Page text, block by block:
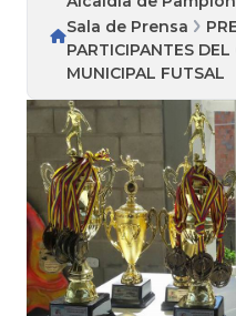
Sala de Prensa
PARTICIPANTES
MUNICIPAL FUTSAL